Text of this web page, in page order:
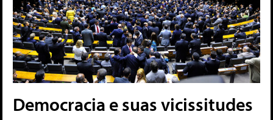
Democracia e suas vicissitudes